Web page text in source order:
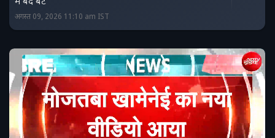
अगस्त 09, 2026 11:10 am IST